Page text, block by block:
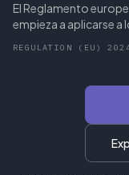
El Reglamento
empieza a aplicarse
REGULATION (EU)